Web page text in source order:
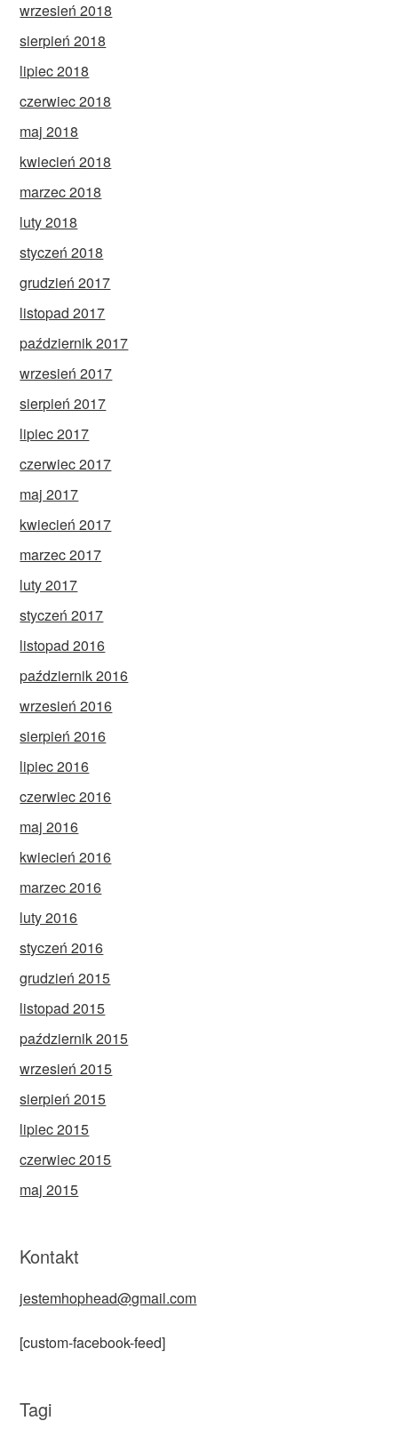
wrzesień 2018
sierpień 2018
lipiec 2018
czerwiec 2018
maj 2018
kwiecień 2018
marzec 2018
luty 2018
styczeń 2018
grudzień 2017
listopad 2017
październik 2017
wrzesień 2017
sierpień 2017
lipiec 2017
czerwiec 2017
maj 2017
kwiecień 2017
marzec 2017
luty 2017
styczeń 2017
listopad 2016
październik 2016
wrzesień 2016
sierpień 2016
lipiec 2016
czerwiec 2016
maj 2016
kwiecień 2016
marzec 2016
luty 2016
styczeń 2016
grudzień 2015
listopad 2015
październik 2015
wrzesień 2015
sierpień 2015
lipiec 2015
czerwiec 2015
maj 2015
Kontakt
jestemhophead@gmail.com
[custom-facebook-feed]
Tagi